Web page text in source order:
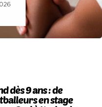
dès 9 ans : de
en stage